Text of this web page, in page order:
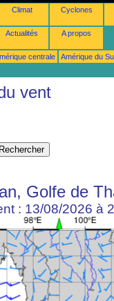
Climat Cyclones
Actualités A propos
centrale
Amérique du
vent
Golfe de
: 13/08/2026 à